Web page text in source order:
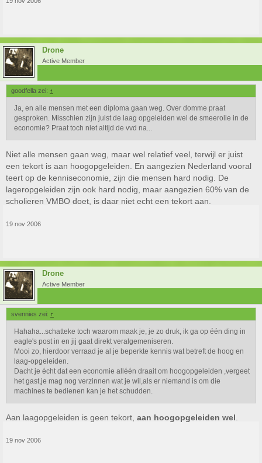
Drone
Active Member
goodfella zei: ↑
Ja, en alle mensen met een diploma gaan weg. Over domme praat
gesproken. Misschien zijn juist de laag opgeleiden wel de smeerolie in de
economie? Praat toch niet altijd de vvd na...
Niet alle mensen gaan weg, maar wel relatief veel, terwijl er juist
een tekort is aan hoogopgeleiden. En aangezien Nederland vooral
teert op de kenniseconomie, zijn die mensen hard nodig. De
lageropgeleiden zijn ook hard nodig, maar aangezien 60% van de
scholieren VMBO doet, is daar niet echt een tekort aan.
19 nov 2006
Drone
Active Member
svennies zei: ↑
Hahaha...schatteke toch waarom maak je, je zo druk, ik ga op één ding in
eagle's post in en jij gaat direkt veralgemeniseren.
Mooi zo, hierdoor verraad je al je beperkte kennis wat betreft de hoog en
laag-opgeleiden.
Dacht je écht dat een economie alléén draait om hoogopgeleiden ,vergeet
het gast,je mag nog verzinnen wat je wil,als er niemand is om die
machines te bedienen kan je het schudden.
Aan laagopgeleiden is geen tekort, aan hoogopgeleiden wel
19 nov 2006